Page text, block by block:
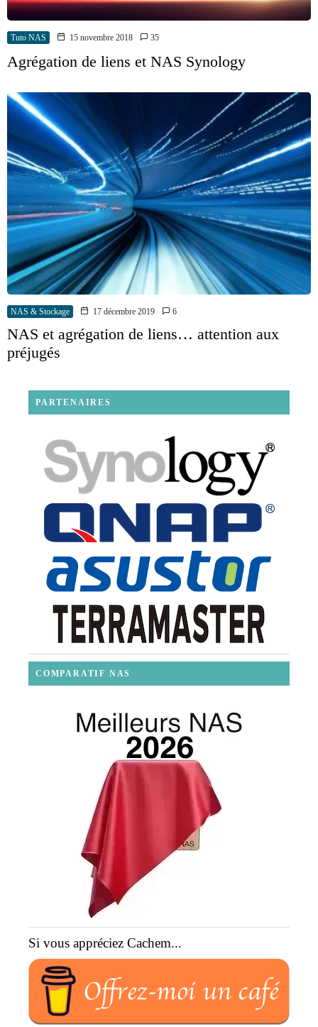
Tuto NAS 15 novembre 2018 35
Agrégation de liens et NAS Synology
NAS & Stockage 17 décembre 2019 6
NAS et agrégation de liens… attention aux
préjugés
PARTENAIRES
COMPARATIF NAS
Si vous appréciez Cachem...